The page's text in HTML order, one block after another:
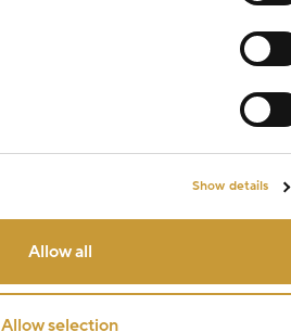
Show details
Allow all
Allow selection